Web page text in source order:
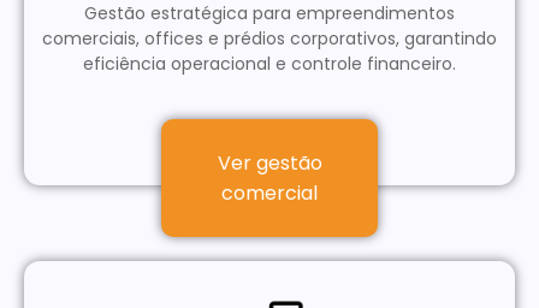
Gestão estratégica para empreendimentos
comerciais, offices e prédios corporativos, garantindo
eficiência operacional e controle financeiro.
Ver gestão
comercial